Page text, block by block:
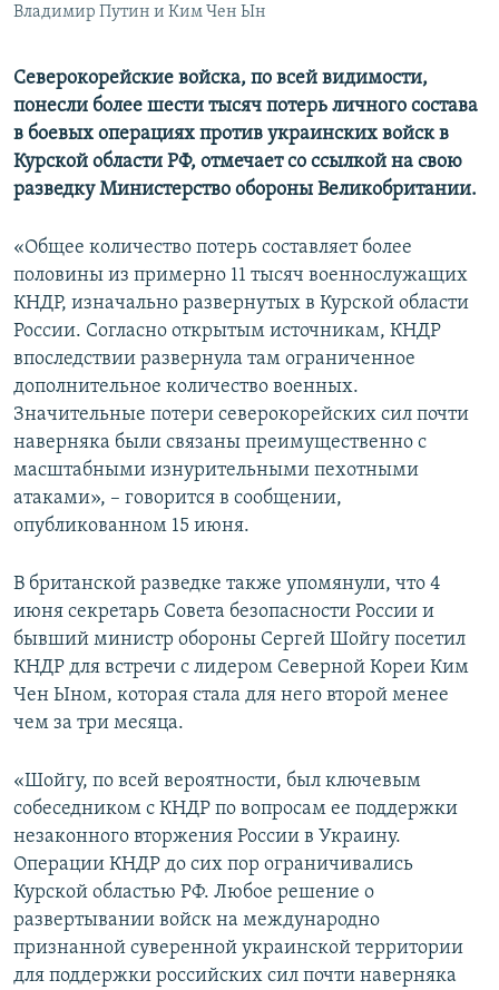
Все сайты RFE/RL
Владимир Путин и Ким Чен Ын
Северокорейские войска, по всей видимости,
понесли более шести тысяч потерь личного состава
в боевых операциях против украинских войск в
Курской области РФ, отмечает со ссылкой на свою
разведку Министерство обороны Великобритании.
«Общее количество потерь составляет более
половины из примерно 11 тысяч военнослужащих
КНДР, изначально развернутых в Курской области
России. Согласно открытым источникам, КНДР
впоследствии развернула там ограниченное
дополнительное количество военных.
Значительные потери северокорейских сил почти
наверняка были связаны преимущественно с
масштабными изнурительными пехотными
атаками», – говорится в сообщении,
опубликованном 15 июня.
В британской разведке также упомянули, что 4
июня секретарь Совета безопасности России и
бывший министр обороны Сергей Шойгу посетил
КНДР для встречи с лидером Северной Кореи Ким
Чен Ыном, которая стала для него второй менее
чем за три месяца.
«Шойгу, по всей вероятности, был ключевым
собеседником с КНДР по вопросам ее поддержки
незаконного вторжения России в Украину.
Операции КНДР до сих пор ограничивались
Курской областью РФ. Любое решение о
развертывании войск на международно
признанной суверенной украинской территории
для поддержки российских сил почти наверняка